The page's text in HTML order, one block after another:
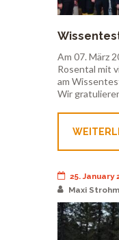
– 7. März
Am 07. März
Rosental mit
am
Wir
25. January
Maxi